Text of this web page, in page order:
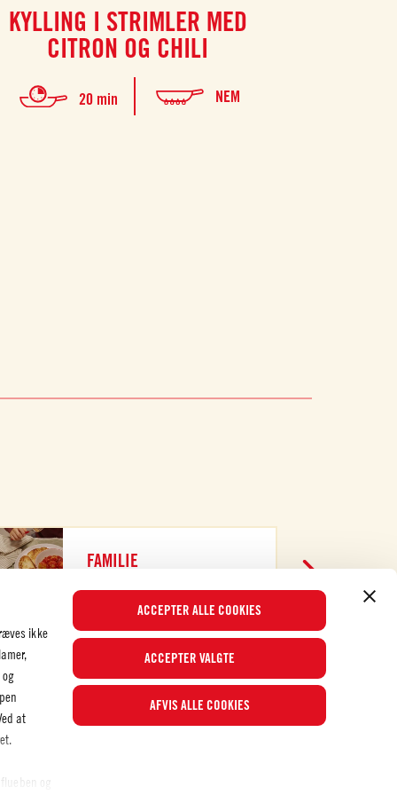
ikke
at
og
ACCEPTER ALLE COOKIES
ACCEPTER VALGTE
AFVIS ALLE COOKIES
KYLLING I STRIMLER MED
CITRON OG CHILI
20 min NEM
FAMILIE
Populære opskrifter